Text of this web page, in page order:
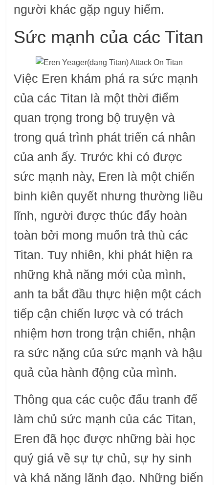
người khác gặp nguy hiểm.
Sức mạnh của các Titan
Việc Eren khám phá ra sức mạnh
của các Titan là một thời điểm
quan trọng trong bộ truyện và
trong quá trình phát triển cá nhân
của anh ấy. Trước khi có được
sức mạnh này, Eren là một chiến
binh kiên quyết nhưng thường liều
lĩnh, người được thúc đẩy hoàn
toàn bởi mong muốn trả thù các
Titan. Tuy nhiên, khi phát hiện ra
những khả năng mới của mình,
anh ta bắt đầu thực hiện một cách
tiếp cận chiến lược và có trách
nhiệm hơn trong trận chiến, nhận
ra sức nặng của sức mạnh và hậu
quả của hành động của mình.
Thông qua các cuộc đấu tranh để
làm chủ sức mạnh của các Titan,
Eren đã học được những bài học
quý giá về sự tự chủ, sự hy sinh
và khả năng lãnh đạo. Những biến